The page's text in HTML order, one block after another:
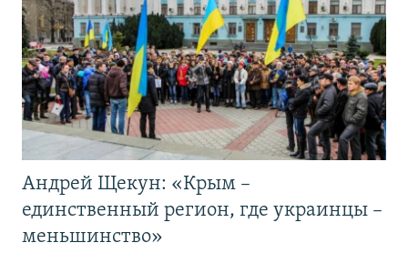
Андрей Щекун: «Крым –
единственный регион, где украинцы –
меньшинство»